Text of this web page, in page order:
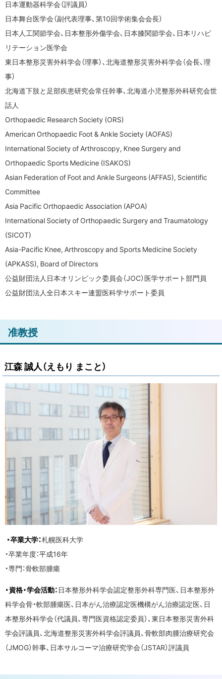
日本運動器科学会（評議員）
日本舞台医学会（副代表理事、第10回学術集会会長）
日本人工関節学会、日本整形外傷学会、日本膝関節学会、日本リハビ
リテーション医学会
東日本整形災害外科学会（理事）、北海道整形災害外科学会（会長、理
事）
北海道下肢と足部疾患研究会常任幹事、北海道小児整形外科研究会世
話人
Orthopaedic Research Society (ORS)
American Orthopaedic Foot & Ankle Society (AOFAS)
International Society of Arthroscopy, Knee Surgery and
Orthopaedic Sports Medicine (ISAKOS)
Asian Federation of Foot and Ankle Surgeons (AFFAS), Scientific
Committee
Asia Pacific Orthopaedic Association (APOA)
International Society of Orthopaedic Surgery and Traumatology
(SICOT)
Asia-Pacific Knee, Arthroscopy and Sports Medicine Society
(APKASS), Board of Directors
公益財団法人日本オリンピック委員会（JOC）医学サポート部門員
公益財団法人全日本スキー連盟医科学サポート委員
ト
ッ
に
戻
る
准教授
江森 誠人（えもり まこと）
・卒業大学：札幌医科大学
・卒業年度：平成16年
・専門：骨軟部腫瘍
・資格・学会活動： 日本整形外科学会認定整形外科専門医、日本整形外
科学会骨・軟部腫瘍医、日本がん治療認定医機構がん治療認定医、日
本整形外科学会（代議員、専門医資格認定委員）、東日本整形災害外科
学会評議員、北海道整形災害外科学会評議員、骨軟部肉腫治療研究会
（JMOG）幹事、日本サルコーマ治療研究学会（JSTAR）評議員